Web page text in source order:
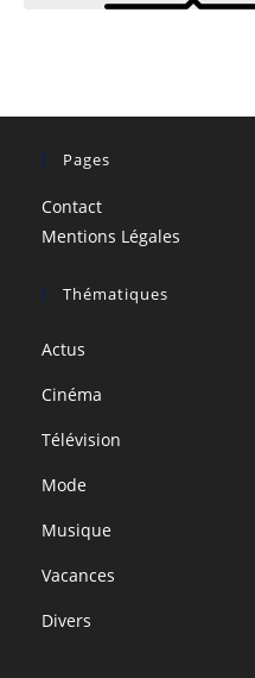
Pages
Contact
Mentions Légales
Thématiques
Actus
Cinéma
Télévision
Mode
Musique
Vacances
Divers